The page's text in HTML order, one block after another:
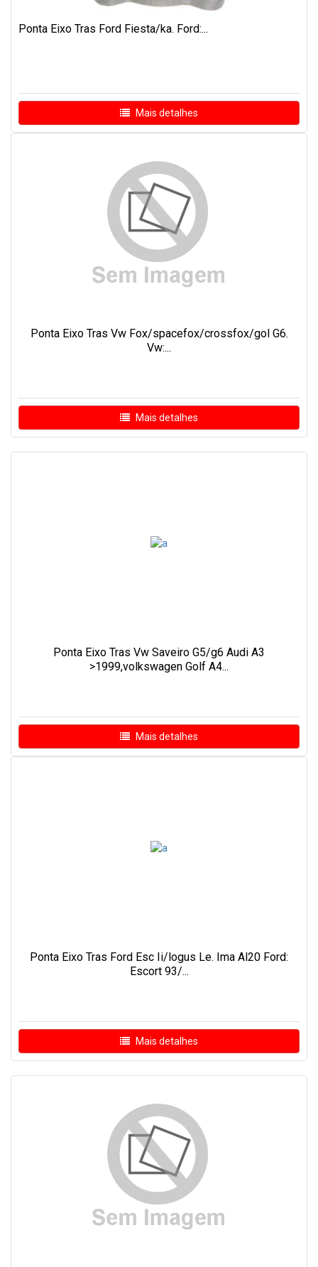
Ponta Eixo Tras Ford Fiesta/ka. Ford:...
Mais detalhes
Ponta Eixo Tras Vw Fox/spacefox/crossfox/gol G6.
Vw:...
Mais detalhes
Ponta Eixo Tras Vw Saveiro G5/g6 Audi A3
>1999,volkswagen Golf A4...
Mais detalhes
Ponta Eixo Tras Ford Esc Ii/logus Le. Ima Al20 Ford:
Escort 93/...
Mais detalhes